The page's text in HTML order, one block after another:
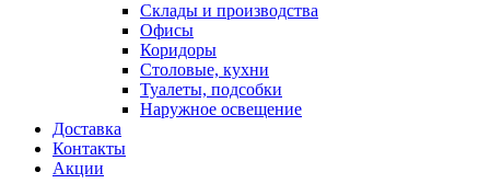
Склады и производства
Офисы
Коридоры
Столовые, кухни
Туалеты, подсобки
Наружное освещение
Доставка
Контакты
Акции